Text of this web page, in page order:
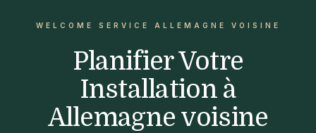
WELCOME SERVICE ALLEMAGNE VOISINE
Planifier Votre
Installation à
Allemagne voisine